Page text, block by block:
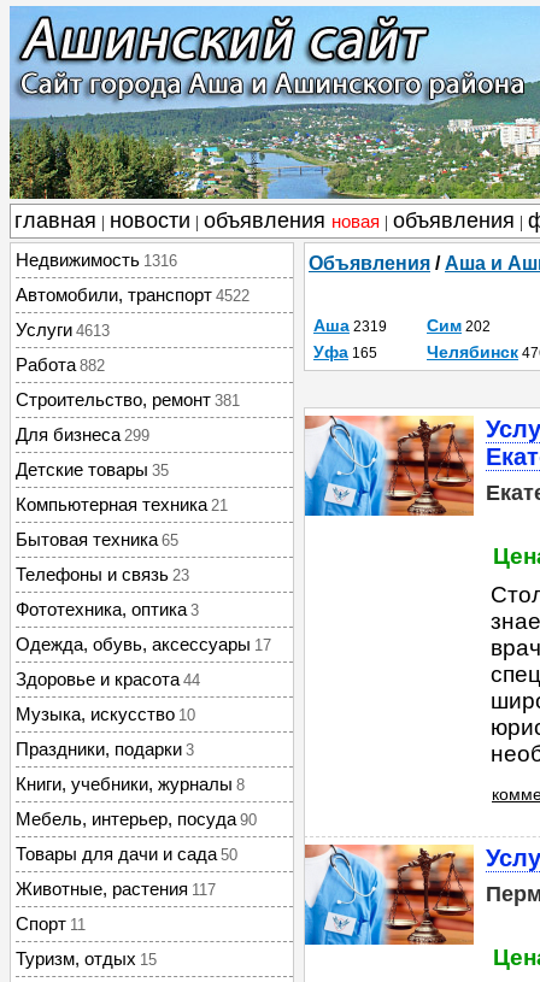
главная новости объявления новая объявления
Недвижимость 1316
Автомобили, транспорт 4522
Услуги 4613
Работа 882
Строительство, ремонт 381
Для бизнеса 299
Детские товары 35
Компьютерная техника 21
Бытовая техника 65
Телефоны и связь 23
Фототехника, оптика 3
Одежда, обувь, аксессуары 17
Здоровье и красота 44
Музыка, искусство 10
Праздники, подарки 3
Книги, учебники, журналы 8
Мебель, интерьер, посуда 90
Товары для дачи и сада 50
Животные, растения 117
Спорт 11
Туризм, отдых 15
Объявления /Аша и
Аша 2319 Сим 202
Уфа 165 Челябинск